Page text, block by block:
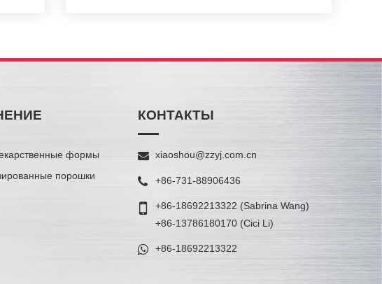
формы
порошки
КОНТАКТЫ
xiaoshou@zzyj.com.cn
+86-731-88906436
+86-18692213322 (Sabrina Wang)
+86-13786180170(Cici Li)
+86-18692213322